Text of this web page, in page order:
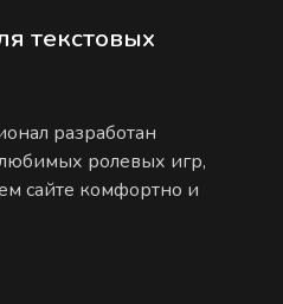
текстовых
разработан
ролевых игр,
сайте комфортно и